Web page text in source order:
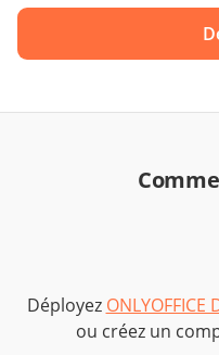
Déployez ONLYOFFICE
ou créez un